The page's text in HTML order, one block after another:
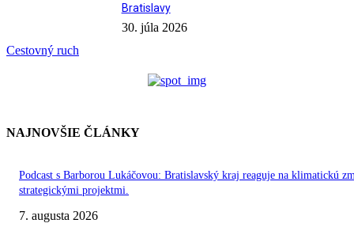
Cestovný ruch
Bratislavy
30. júla 2026
NAJNOVŠIE ČLÁNKY
Podcast s Barborou Lukáčovou: Bratislavský kraj reaguje na klimatickú
strategickými projektmi.
7. augusta 2026